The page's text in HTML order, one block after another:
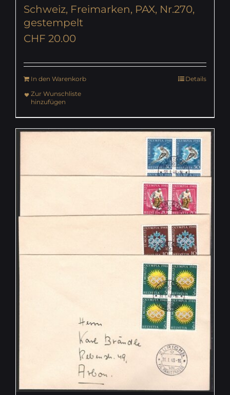
Schweiz, Freimarken, PAX, Nr.270,
gestempelt
CHF 20.00
In den Warenkorb
Details
Zur Wunschliste
hinzufügen